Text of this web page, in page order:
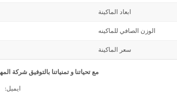
ابعاد الماكينة
الوزن الصافي للماكينه
سعر الماكينة
مع تحياتنا و تمنياتنا بالتوفيق شركة
ايميل: